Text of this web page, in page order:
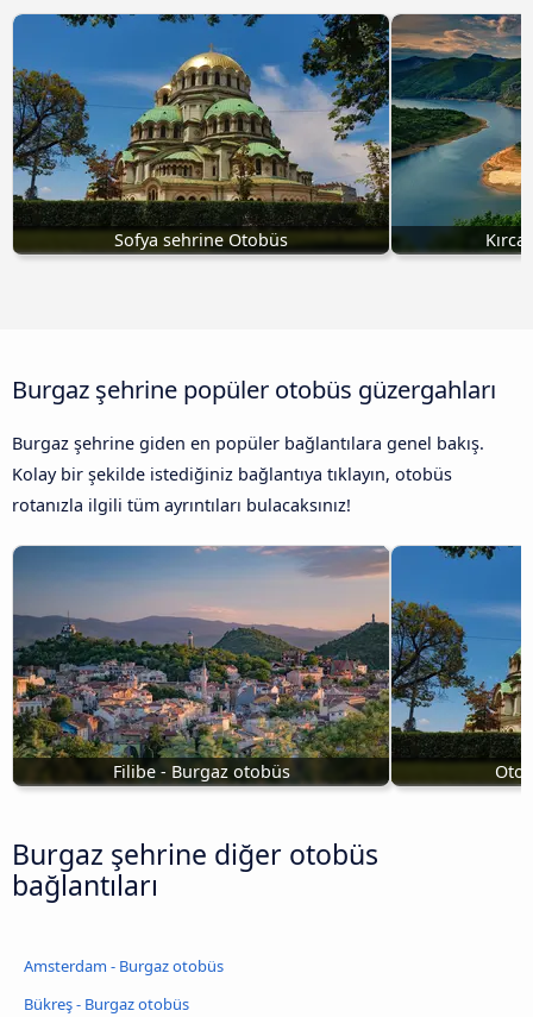
Sofya sehrine Otobüs
Burgaz şehrine popüler otobüs güzergahları
Burgaz şehrine giden en popüler bağlantılara genel bakış.
Kolay bir şekilde istediğiniz bağlantıya tıklayın, otobüs
rotanızla ilgili tüm ayrıntıları bulacaksınız!
Filibe - Burgaz otobüs
Burgaz şehrine diğer otobüs
bağlantıları
Amsterdam - Burgaz otobüs
Bükreş - Burgaz otobüs